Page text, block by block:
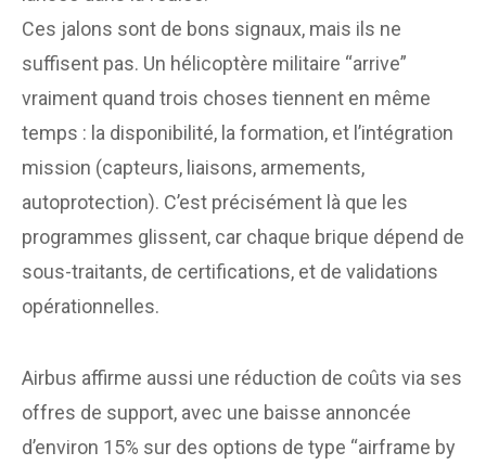
Ces jalons sont de bons signaux, mais ils ne
suffisent pas. Un hélicoptère militaire “arrive”
vraiment quand trois choses tiennent en même
temps : la disponibilité, la formation, et l’intégration
mission (capteurs, liaisons, armements,
autoprotection). C’est précisément là que les
programmes glissent, car chaque brique dépend de
sous-traitants, de certifications, et de validations
opérationnelles.
Airbus affirme aussi une réduction de coûts via ses
offres de support, avec une baisse annoncée
d’environ 15% sur des options de type “airframe by